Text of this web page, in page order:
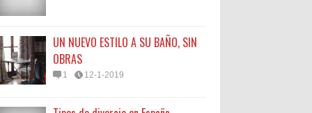
UN NUEVO ESTILO A SU BAÑO, SIN
OBRAS
1 12-1-2019